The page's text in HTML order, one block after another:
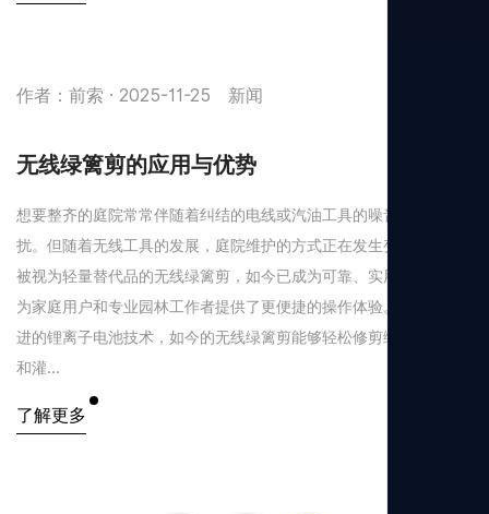
作者：前索 · 2025-11-25 新闻
无线绿篱剪的应用与优势
想要整齐的庭院常常伴随着纠结的电线或汽油工具的噪音和尾气困
扰。但随着无线工具的发展，庭院维护的方式正在发生变化。曾经
被视为轻量替代品的无线绿篱剪，如今已成为可靠、实用的工具，
为家庭用户和专业园林工作者提供了更便捷的操作体验。 得益于先
进的锂离子电池技术，如今的无线绿篱剪能够轻松修剪绿篱、灌木
和灌...
了解更多